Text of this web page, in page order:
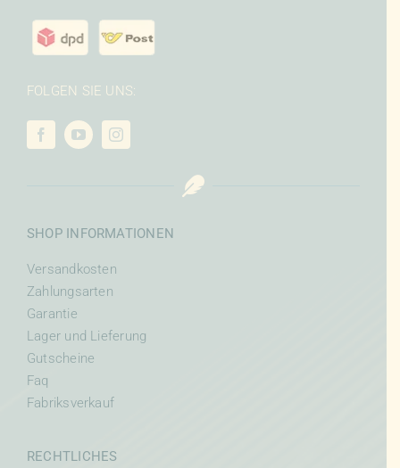
FOLGEN SIE UNS:
SHOP INFORMATIONEN
Versandkosten
Zahlungsarten
Garantie
Lager und Lieferung
Gutscheine
Faq
Fabriksverkauf
RECHTLICHES